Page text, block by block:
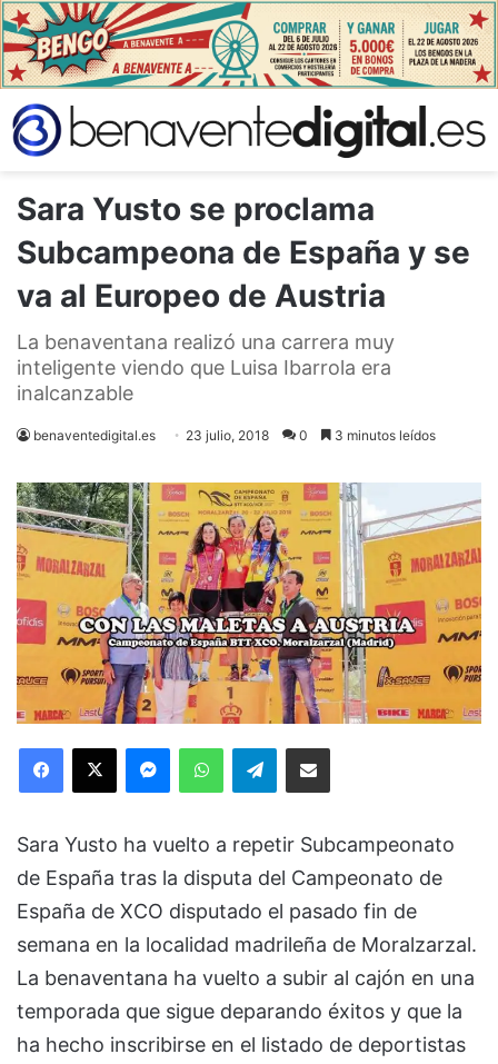
Sara Yusto se proclama
Subcampeona de España y se
va al Europeo de Austria
La benaventana realizó una carrera muy
inteligente viendo que Luisa Ibarrola era
inalcanzable
benaventedigital.es 23 julio, 2018 0 3 minutos leídos
Telegram
Sara Yusto ha vuelto a repetir Subcampeonato
de España tras la disputa del Campeonato de
España de XCO disputado el pasado fin de
semana en la localidad madrileña de Moralzarzal.
La benaventana ha vuelto a subir al cajón en una
temporada que sigue deparando éxitos y que la
ha hecho inscribirse en el listado de deportistas